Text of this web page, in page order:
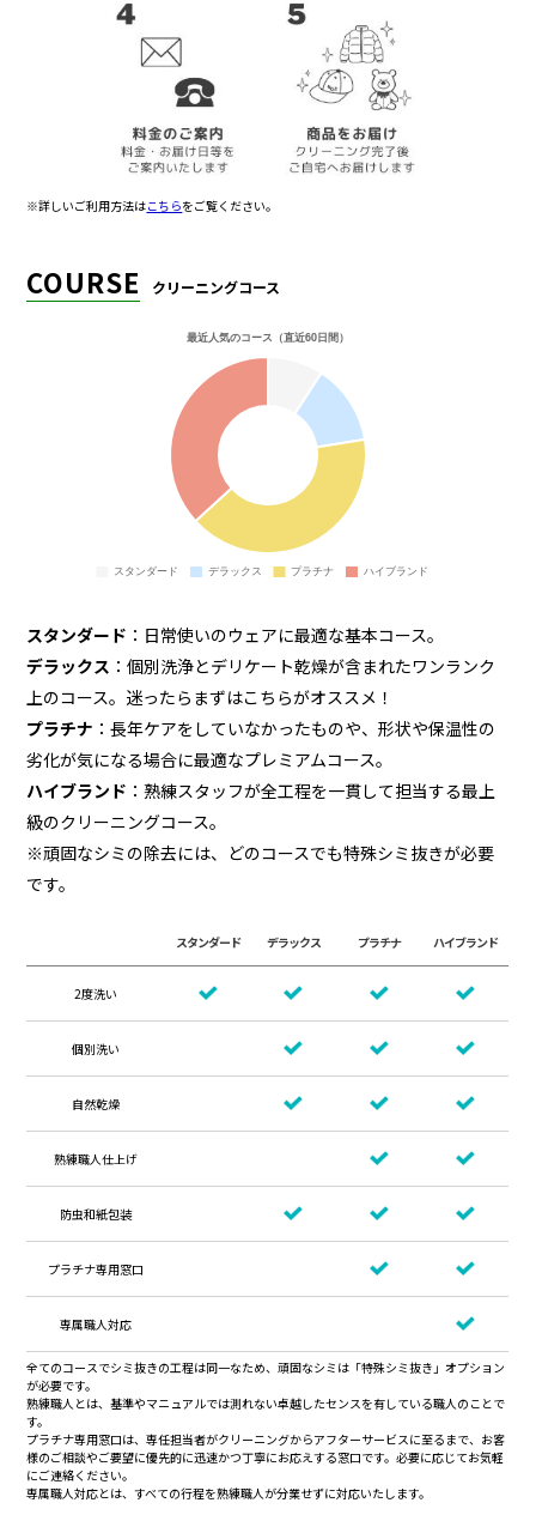
※詳しいご利用方法はこちらをご覧ください。
COURSE クリーニングコース
スタンダード ：日常使いのウェアに最適な基本コース。
デラックス ：個別洗浄とデリケート乾燥が含まれたワンランク
上のコース。迷ったらまずはこちらがオススメ！
プラチナ ：長年ケアをしていなかったものや、形状や保温性の
劣化が気になる場合に最適なプレミアムコース。
ハイブランド ：熟練スタッフが全工程を一貫して担当する最上
級のクリーニングコース。
※頑固なシミの除去には、どのコースでも特殊シミ抜きが必要
です。
スタンダード デラックス プラチナ ハイブランド
2度洗い
個別洗い
自然乾燥
熟練職人仕上げ
防虫和紙包装
プラチナ専用窓口
専属職人対応
全てのコースでシミ抜きの工程は同一なため、頑固なシミは「特殊シミ抜き」オプション
が必要です。
熟練職人とは、基準やマニュアルでは測れない卓越したセンスを有している職人のことで
す。
プラチナ専用窓口は、専任担当者がクリーニングからアフターサービスに至るまで、お客
様のご相談やご要望に優先的に迅速かつ丁寧にお応えする窓口です。必要に応じてお気軽
にご連絡ください。
専属職人対応とは、すべての行程を熟練職人が分業せずに対応いたします。